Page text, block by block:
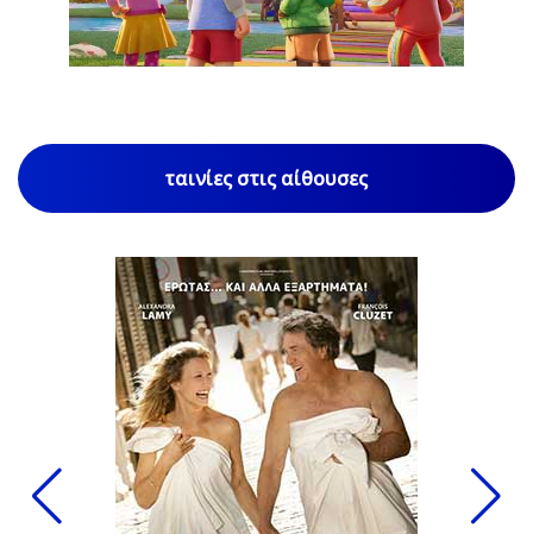
ταινίες στις αίθουσες